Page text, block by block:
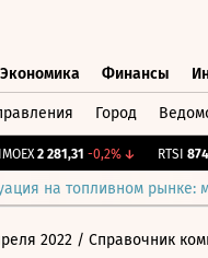
Экономика Финансы
Город
2 281,31 -0,2%↓ RTSI 874,64
на топливном рынке:
2022 / Справочник